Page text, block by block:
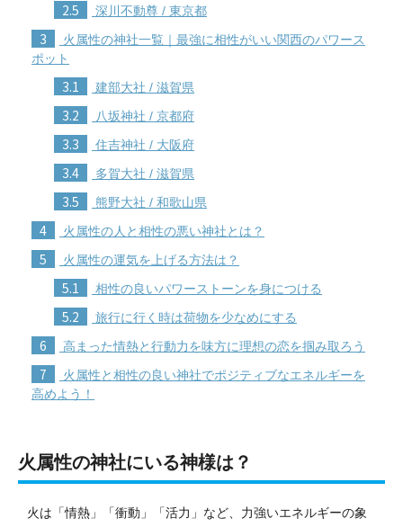
2.5 深川不動尊 / 東京都
3
火属性の神社一覧｜最強に相性がいい関西のパワース
ポット
3.1 建部大社 / 滋賀県
3.2 八坂神社 / 京都府
3.3 住吉神社 / 大阪府
3.4 多賀大社 / 滋賀県
3.5 熊野大社 / 和歌山県
4 火属性の人と相性の悪い神社とは？
5 火属性の運気を上げる方法は？
5.1 相性の良いパワーストーンを身につける
5.2 旅行に行く時は荷物を少なめにする
6 高まった情熱と行動力を味方に理想の恋を掴み取ろう
7
火属性と相性の良い神社でポジティブなエネルギーを
高めよう！
火属性の神社にいる神様は？
火は「情熱」「衝動」「活力」など、力強いエネルギーの象